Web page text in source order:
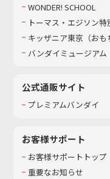
WONDER! SCHOOL
トーマス・エジソン特
キッザニア東京（おも
バンダイミュージアム
公式通販サイト
プレミアムバンダイ
お客様サポート
お客様サポートトップ
重要なお知らせ